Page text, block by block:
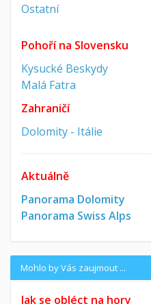
Ostatní
Pohoří na Slovensku
Kysucké Beskydy
Malá Fatra
Zahraničí
Dolomity - Itálie
Aktuálně
Panorama Dolomity
Panorama Swiss Alps
Mohlo by Vás zaujmout ...
Jak se obléct na hory